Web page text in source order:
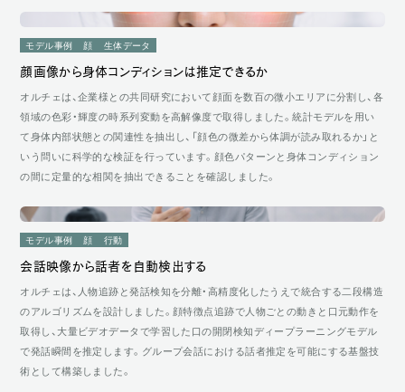
商品・刺激の評価
体験・UXの評価
感情・心理状態の分析
行動・動作の分析
ヒト研究の設計
モデル事例 顔 生体データ
顔画像から身体コンディションは推定できるか
オルチェは、企業様との共同研究において顔面を数百の微小エリアに分割し、各
領域の色彩・輝度の時系列変動を高解像度で取得しました。統計モデルを用い
て身体内部状態との関連性を抽出し、「顔色の微差から体調が読み取れるか」と
いう問いに科学的な検証を行っています。顔色パターンと身体コンディション
の間に定量的な相関を抽出できることを確認しました。
モデル事例 顔 行動
会話映像から話者を自動検出する
オルチェは、人物追跡と発話検知を分離・高精度化したうえで統合する二段構造
のアルゴリズムを設計しました。顔特徴点追跡で人物ごとの動きと口元動作を
取得し、大量ビデオデータで学習した口の開閉検知ディープラーニングモデル
で発話瞬間を推定します。グループ会話における話者推定を可能にする基盤技
術として構築しました。